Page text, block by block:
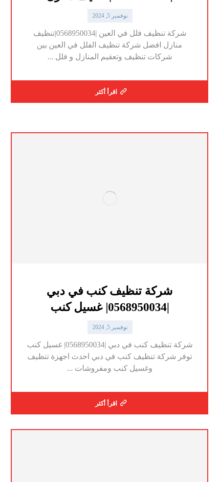
نوفمبر 5, 2024
شركة تنظيف فلل في العين |0568950034|تنظيف
منازل افضل شركة تنظيف الفلل في العين بين
شركات تنظيف وتعقيم المنازل و فلل ...
اقرأ أكثر
شركة تنظيف كنب في دبي
|0568950034| غسيل كنب
نوفمبر 5, 2024
شركة تنظيف كنب في دبي |0568950034| غسيل كنب
توفر شركة تنظيف كنب في دبي احدث اجهزة تنظيف
وغسيل كنب ومفروشات ...
اقرأ أكثر